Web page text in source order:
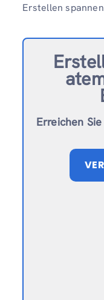
Erstellen
Erreichen